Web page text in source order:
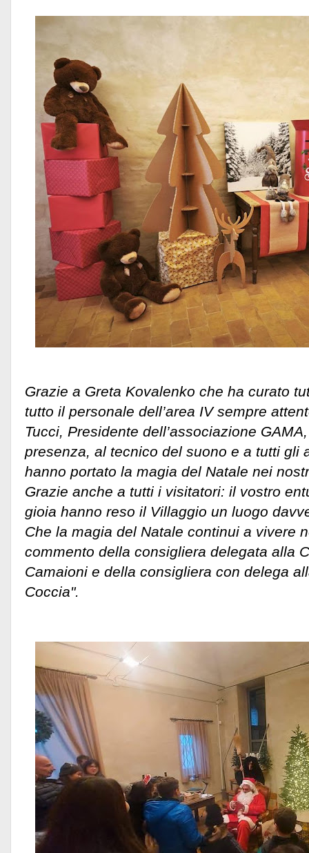
Grazie a Greta Kovalenko che ha curato
tutto il personale dell’area IV sempre
Tucci, Presidente dell’associazione
presenza, al tecnico del suono e a tutti gli
hanno portato la magia del Natale nei
Grazie anche a tutti i visitatori: il vostro
gioia hanno reso il Villaggio un luogo
Che la magia del Natale continui a vivere
commento della consigliera delegata alla
Camaioni e della consigliera con delega
Coccia".